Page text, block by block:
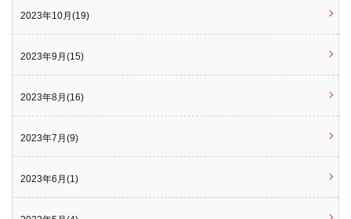
2023年10月(19)
2023年9月(15)
2023年8月(16)
2023年7月(9)
2023年6月(1)